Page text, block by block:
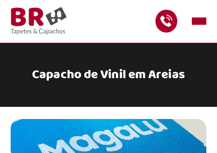
Capacho de Vinil em Areias